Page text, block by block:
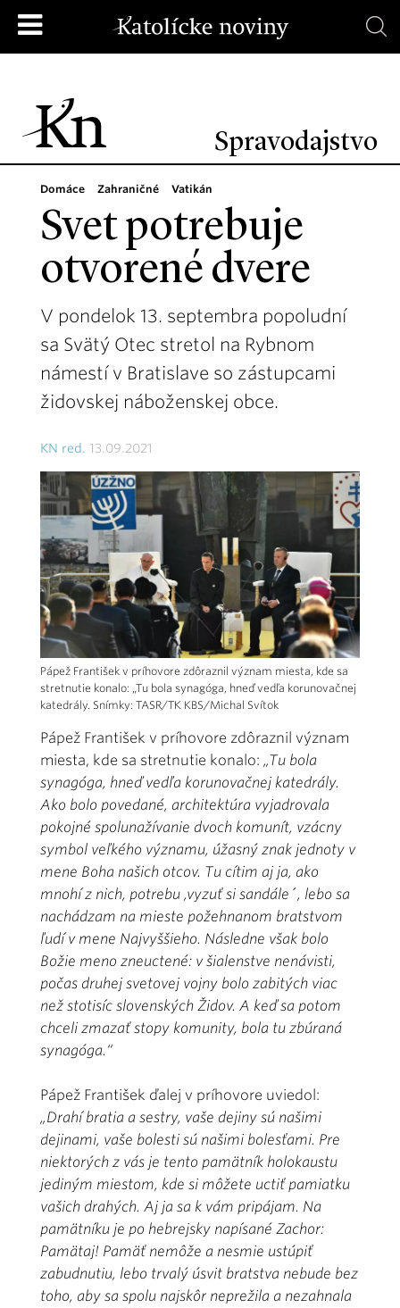
Spravodajstvo
Domáce Zahraničné Vatikán
Svet potrebuje
otvorené dvere
V pondelok 13. septembra popoludní
sa Svätý Otec stretol na Rybnom
námestí v Bratislave so zástupcami
židovskej náboženskej obce.
KN red. 13.09.2021
Pápež František v príhovore zdôraznil význam miesta, kde sa
stretnutie konalo: „Tu bola synagóga, hneď vedľa korunovačnej
katedrály. Snímky: TASR/TK KBS/Michal Svítok
Pápež František v príhovore zdôraznil význam
miesta, kde sa stretnutie konalo: „Tu bola
synagóga, hneď vedľa korunovačnej katedrály.
Ako bolo povedané, architektúra vyjadrovala
pokojné spolunažívanie dvoch komunít, vzácny
symbol veľkého významu, úžasný znak jednoty v
mene Boha našich otcov. Tu cítim aj ja, ako
mnohí z nich, potrebu ,vyzuť si sandále´, lebo sa
nachádzam na mieste požehnanom bratstvom
ľudí v mene Najvyššieho. Následne však bolo
Božie meno zneuctené: v šialenstve nenávisti,
počas druhej svetovej vojny bolo zabitých viac
než stotisíc slovenských Židov. A keď sa potom
chceli zmazať stopy komunity, bola tu zbúraná
synagóga.“
Pápež František ďalej v príhovore uviedol:
„Drahí bratia a sestry, vaše dejiny sú našimi
dejinami, vaše bolesti sú našimi bolesťami. Pre
niektorých z vás je tento pamätník holokaustu
jediným miestom, kde si môžete uctiť pamiatku
vašich drahých. Aj ja sa k vám pripájam. Na
pamätníku je po hebrejsky napísané Zachor:
Pamätaj! Pamäť nemôže a nesmie ustúpiť
zabudnutiu, lebo trvalý úsvit bratstva nebude bez
toho, aby sa spolu najskôr neprežila a nezahnala